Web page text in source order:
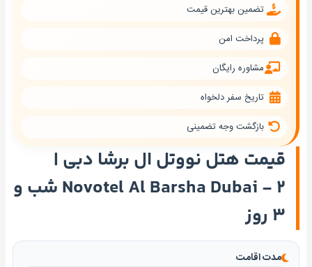
قیمت هتل نووتل ال برشا دبی |
Novotel Al Barsha Dubai - ۲ شب و
۳ روز
مدت اقامت
تضمین بهترین قیمت
پرداخت امن
مشاوره رایگان
تاریخ سفر دلخواه
بازگشت وجه تضمینی